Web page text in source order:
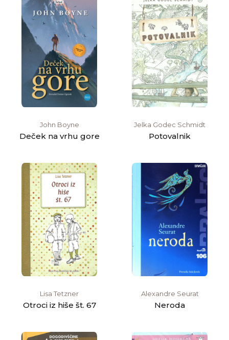
John Boyne
Deček na vrhu gore
Jelka Godec Schmidt
Potovalnik
Lisa Tetzner
Otroci iz hiše št. 67
Alexandre Seurat
Neroda